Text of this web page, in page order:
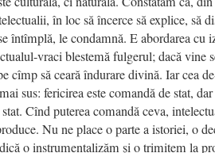
în loc să încerce să explice, să
întîmplă, le condamnă. E abordarea cu
vraci blestemă fulgerul; dacă vine
cîmp să ceară îndurare divină. Iar cea
sus: fericirea este comandă de stat,
Cînd puterea comandă ceva,
Nu ne place o parte a istoriei, o
o instrumentalizăm şi o trimitem la